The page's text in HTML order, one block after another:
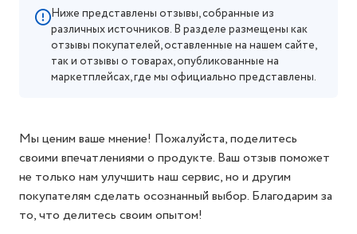
Ниже представлены отзывы, собранные из
различных источников. В разделе размещены как
отзывы покупателей, оставленные на нашем сайте,
так и отзывы о товарах, опубликованные на
маркетплейсах, где мы официально представлены.
Мы ценим ваше мнение! Пожалуйста, поделитесь
своими впечатлениями о продукте. Ваш отзыв поможет
не только нам улучшить наш сервис, но и другим
покупателям сделать осознанный выбор. Благодарим за
то, что делитесь своим опытом!